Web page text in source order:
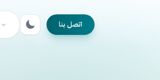
اتصل بنا